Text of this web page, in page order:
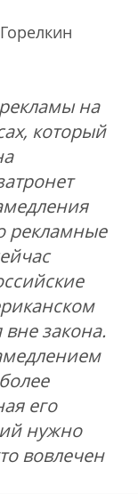
на
который
рекламные
вне закона.
его
нужно
вовлечен